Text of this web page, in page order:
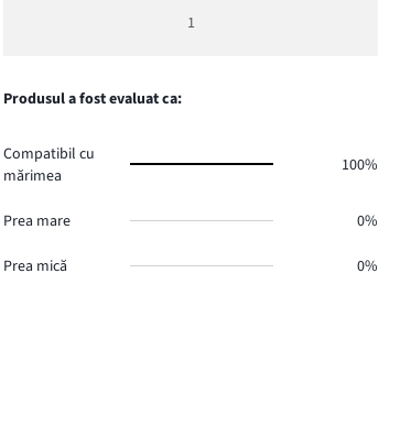
5
1
Produsul a fost evaluat ca:
Compatibil cu
mărimea
100%
Prea mare 0%
Prea mică 0%